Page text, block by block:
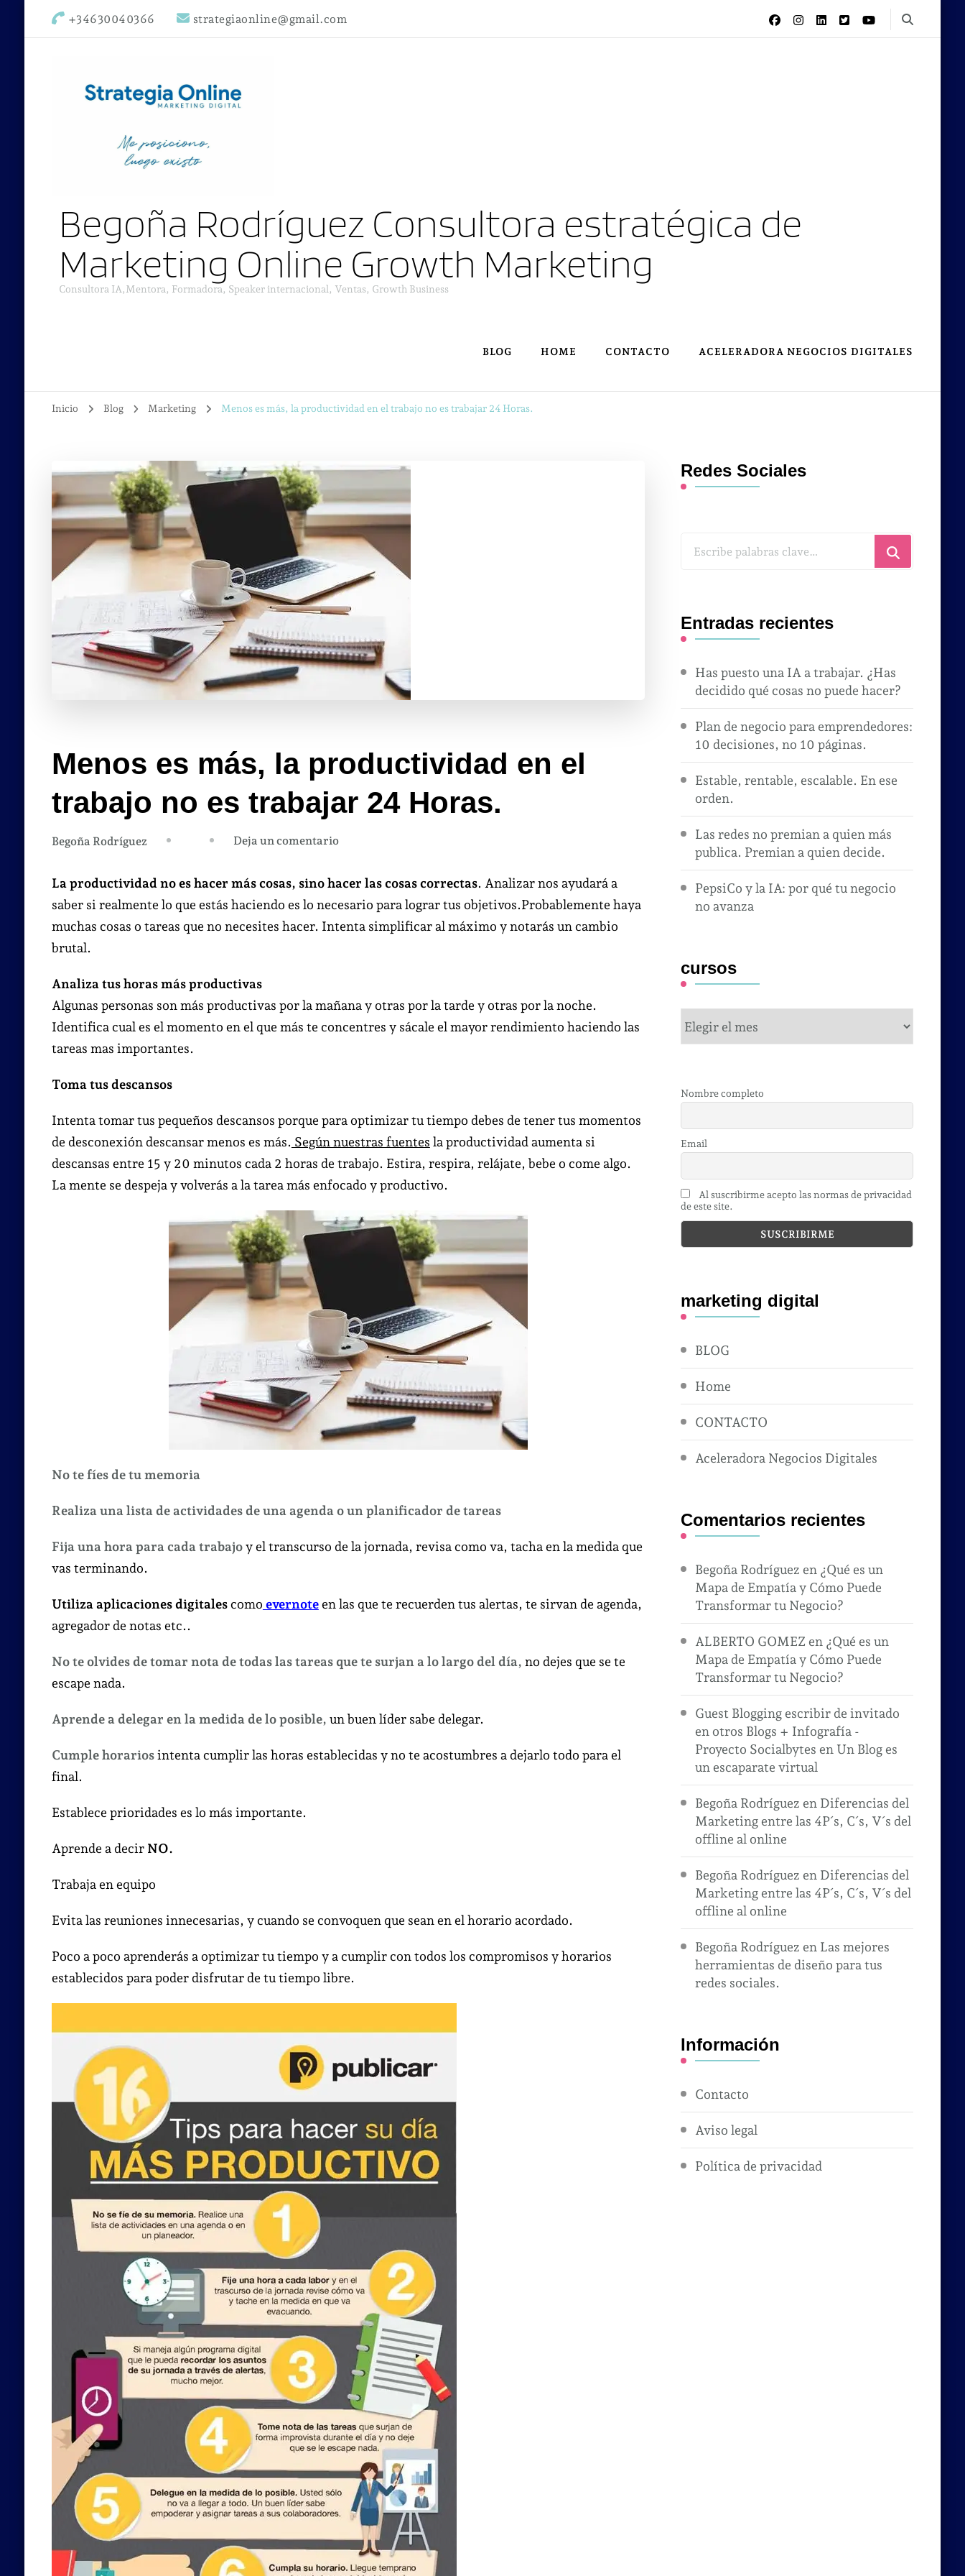
+34630040366 strategiaonline@gmail.com
Begoña Rodríguez Consultora estratégica de
Marketing Online Growth Marketing
Consultora IA,Mentora, Formadora, Speaker internacional, Ventas, Growth Business
BLOG HOME CONTACTO ACELERADORA NEGOCIOS DIGITALES
Inicio Blog Marketing Menos es más, la productividad en el trabajo no es trabajar 24 Horas.
Menos es más, la productividad en el
trabajo no es trabajar 24 Horas.
Begoña Rodríguez Deja un comentarioen
es
más,
productividad
no
es
La productividad no es hacer más cosas, sino hacer las cosas correctas. Analizar nos ayudará a
saber si realmente lo que estás haciendo es lo necesario para lograr tus objetivos.Probablemente haya
muchas cosas o tareas que no necesites hacer. Intenta simplificar al máximo y notarás un cambio
brutal.
Analiza tus horas más productivas
Algunas personas son más productivas por la mañana y otras por la tarde y otras por la noche.
Identifica cual es el momento en el que más te concentres y sácale el mayor rendimiento haciendo las
tareas mas importantes.
Toma tus descansos
Intenta tomar tus pequeños descansos porque para optimizar tu tiempo debes de tener tus momentos
de desconexión descansar menos es más. Según nuestras fuentes la productividad aumenta si
descansas entre 15 y 20 minutos cada 2 horas de trabajo. Estira, respira, relájate, bebe o come algo.
La mente se despeja y volverás a la tarea más enfocado y productivo.
No te fíes de tu memoria
Realiza una lista de actividades de una agenda o un planificador de tareas
Fija una hora para cada trabajoy el transcurso de la jornada, revisa como va, tacha en la medida que
vas terminando.
Utiliza aplicaciones digitalescomo evernoteen las que te recuerden tus alertas, te sirvan de agenda,
agregador de notas etc..
No te olvides de tomar nota de todas las tareas que te surjan a lo largo del día, no dejes que se te
escape nada.
Aprende a delegar en la medida de lo posible, un buen líder sabe delegar.
Cumple horariosintenta cumplir las horas establecidas y no te acostumbres a dejarlo todo para el
final.
Establece prioridades es lo más importante.
Aprende a decirNO.
Trabaja en equipo
Evita las reuniones innecesarias, y cuando se convoquen que sean en el horario acordado.
Poco a poco aprenderás a optimizar tu tiempo y a cumplir con todos los compromisos y horarios
establecidos para poder disfrutar de tu tiempo libre.
Redes Sociales
¿Buscas
Entradas recientes
Has puesto una IA a trabajar. ¿Has
decidido qué cosas no puede hacer?
Plan de negocio para emprendedores:
10 decisiones, no 10 páginas.
Estable, rentable, escalable. En ese
orden.
Las redes no premian a quien más
publica. Premian a quien decide.
PepsiCo y la IA: por qué tu negocio
no avanza
cursos
cursos
Nombre completo
Email
Al suscribirme acepto las normas de privacidad
de este site.
marketing digital
BLOG
Home
CONTACTO
Aceleradora Negocios Digitales
Comentarios recientes
Begoña Rodríguez en ¿Qué es un
Mapa de Empatía y Cómo Puede
Transformar tu Negocio?
ALBERTO GOMEZ en ¿Qué es un
Mapa de Empatía y Cómo Puede
Transformar tu Negocio?
Guest Blogging escribir de invitado
en otros Blogs + Infografía -
Proyecto Socialbytes en Un Blog es
un escaparate virtual
Begoña Rodríguez en Diferencias del
Marketing entre las 4P´s, C´s, V´s del
offline al online
Begoña Rodríguez en Diferencias del
Marketing entre las 4P´s, C´s, V´s del
offline al online
Begoña Rodríguez en Las mejores
herramientas de diseño para tus
redes sociales.
Información
Contacto
Aviso legal
Política de privacidad